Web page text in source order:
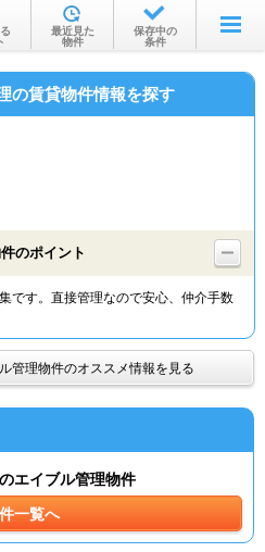
屋を探す
沿線・駅から
物件特集から
最近見た
物件
保存中の
条件
の賃貸物件情報を探す
のポイント
です。直接管理なので安心、仲介手数
管理物件のオススメ情報を見る
エイブル管理物件
一覧へ